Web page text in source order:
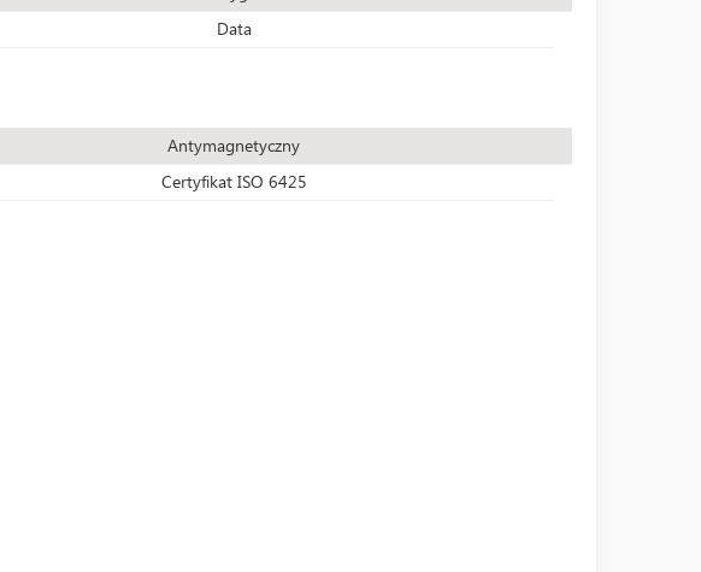
Data
Antymagnetyczny
Certyfikat ISO 6425